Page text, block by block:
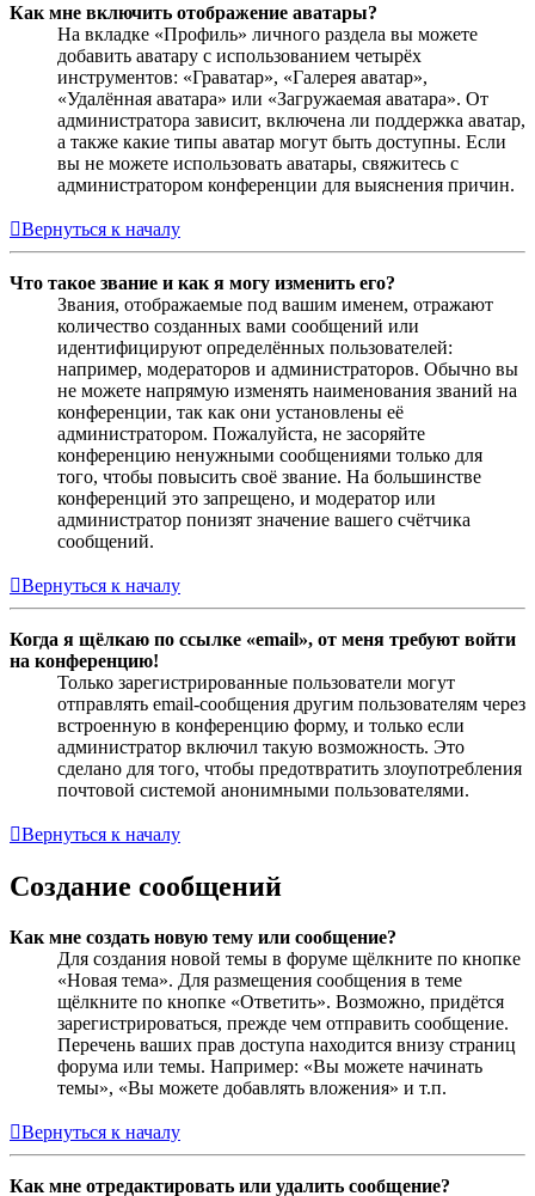
Как мне включить отображение аватары?
На вкладке «Профиль» личного раздела вы можете
добавить аватару с использованием четырёх
инструментов: «Граватар», «Галерея аватар»,
«Удалённая аватара» или «Загружаемая аватара». От
администратора зависит, включена ли поддержка аватар,
а также какие типы аватар могут быть доступны. Если
вы не можете использовать аватары, свяжитесь с
администратором конференции для выяснения причин.
Вернуться к началу
Что такое звание и как я могу изменить его?
Звания, отображаемые под вашим именем, отражают
количество созданных вами сообщений или
идентифицируют определённых пользователей:
например, модераторов и администраторов. Обычно вы
не можете напрямую изменять наименования званий на
конференции, так как они установлены её
администратором. Пожалуйста, не засоряйте
конференцию ненужными сообщениями только для
того, чтобы повысить своё звание. На большинстве
конференций это запрещено, и модератор или
администратор понизят значение вашего счётчика
сообщений.
Вернуться к началу
Когда я щёлкаю по ссылке «email», от меня требуют войти
на конференцию!
Только зарегистрированные пользователи могут
отправлять email-сообщения другим пользователям через
встроенную в конференцию форму, и только если
администратор включил такую возможность. Это
сделано для того, чтобы предотвратить злоупотребления
почтовой системой анонимными пользователями.
Вернуться к началу
Создание сообщений
Как мне создать новую тему или сообщение?
Для создания новой темы в форуме щёлкните по кнопке
«Новая тема». Для размещения сообщения в теме
щёлкните по кнопке «Ответить». Возможно, придётся
зарегистрироваться, прежде чем отправить сообщение.
Перечень ваших прав доступа находится внизу страниц
форума или темы. Например: «Вы можете начинать
темы», «Вы можете добавлять вложения» и т.п.
Вернуться к началу
Как мне отредактировать или удалить сообщение?